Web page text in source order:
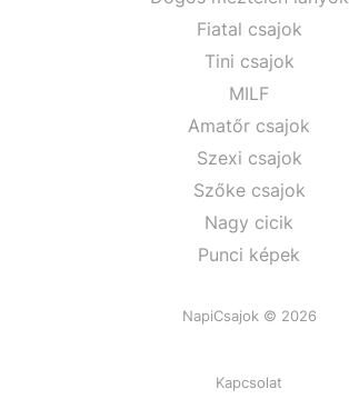
Fiatal csajok
Tini csajok
MILF
Amatőr csajok
Szexi csajok
Szőke csajok
Nagy cicik
Punci képek
NapiCsajok © 2026
Kapcsolat